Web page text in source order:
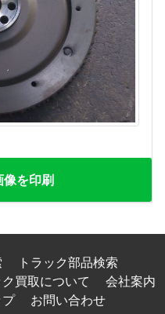
を印刷
トラック部品検索
ク買取について
会社案内
お問い合わせ